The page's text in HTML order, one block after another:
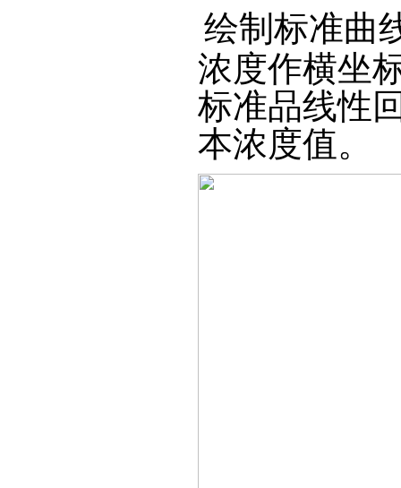
绘制标准曲
浓度作横坐
标准品线性
本浓度值。